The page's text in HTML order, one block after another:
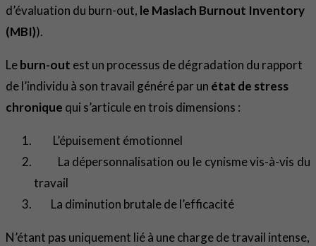
d’évaluation du burn-out, le Maslach Burnout Inventory
(MBI)).
Leburn-out est un processus de dégradation du rapport
de l’individu à son travail généré par un état de stress
chronique qui s’articule en trois dimensions :
L’épuisement émotionnel
La dépersonnalisation ou le cynisme vis-à-vis du
travail
La diminution brutale de l’efficacité
N’étant pas uniquement lié à une charge de travail intense,